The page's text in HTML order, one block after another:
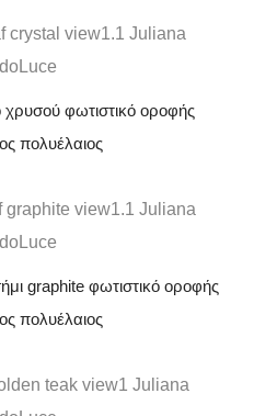
φωτιστικό οροφής
πολυέλαιος
graphite φωτιστικό οροφής
πολυέλαιος